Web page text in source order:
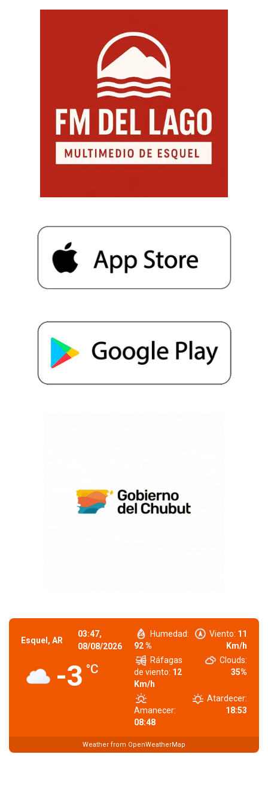
Esquel, AR
03:47,
08/08/2026
-3 °C
Humedad:
92 %
Viento: 11
Km/h
Ráfagas
de viento: 12
Km/h
Clouds:
35%
Amanecer:
08:48
Atardecer:
18:53
Weather from OpenWeatherMap